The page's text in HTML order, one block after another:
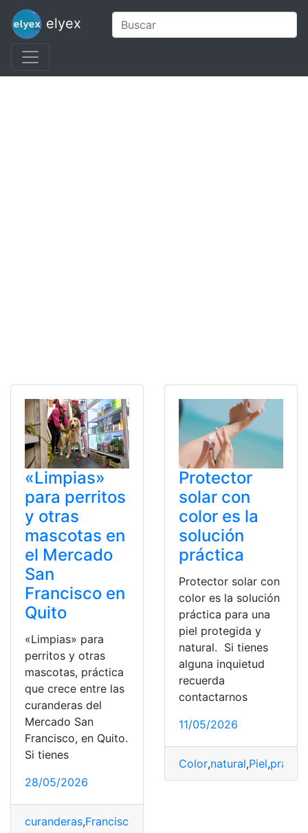
elyex
«Limpias»
para perritos
y otras
mascotas en
el Mercado
San
Francisco en
Quito
«Limpias» para
perritos y otras
mascotas, práctica
que crece entre las
curanderas del
Mercado San
Francisco, en Quito.
Si tienes
28/05/2026
curanderas,Francisco
Protector
solar con
color es la
solución
práctica
Protector solar con
color es la solución
práctica para una
piel protegida y
natural. Si tienes
alguna inquietud
recuerda
contactarnos
11/05/2026
Color,natural,Piel,